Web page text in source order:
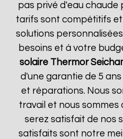
pas privé d'eau chaude
tarifs sont compétitifs
solutions
besoins et à votre
solaire Thermor
d'une garantie de 5
et réparations. Nous
travail et nous sommes
serez satisfait de nos
satisfaits sont notre